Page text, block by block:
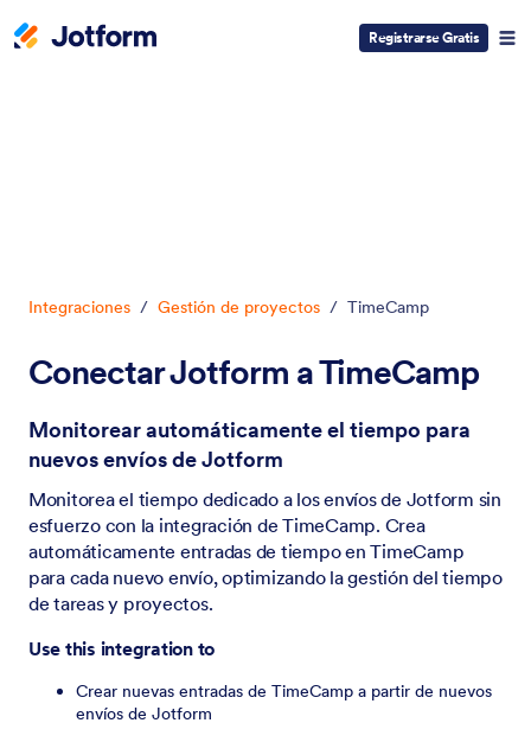
Registrarse Gratis
Integraciones / Gestión de proyectos / TimeCamp
Conectar Jotform a TimeCamp
Monitorear automáticamente el tiempo para
nuevos envíos de Jotform
Monitorea el tiempo dedicado a los envíos de Jotform sin
esfuerzo con la integración de TimeCamp. Crea
automáticamente entradas de tiempo en TimeCamp
para cada nuevo envío, optimizando la gestión del tiempo
de tareas y proyectos.
Use this integration to
Crear nuevas entradas de TimeCamp a partir de nuevos
envíos de Jotform